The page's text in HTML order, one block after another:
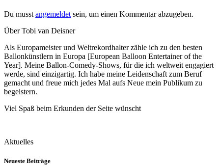
Du musst angemeldet sein, um einen Kommentar abzugeben.
Über Tobi van Deisner
Als Europameister und Weltrekordhalter zähle ich zu den besten
Ballonkünstlern in Europa [European Balloon Entertainer of the
Year]. Meine Ballon-Comedy-Shows, für die ich weltweit engagiert
werde, sind einzigartig. Ich habe meine Leidenschaft zum Beruf
gemacht und freue mich jedes Mal aufs Neue mein Publikum zu
begeistern.
Viel Spaß beim Erkunden der Seite wünscht
Aktuelles
Neueste Beiträge